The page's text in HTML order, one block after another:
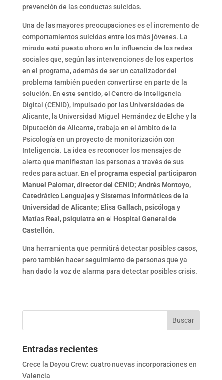
prevención de las conductas suicidas.
Una de las mayores preocupaciones es el incremento de
comportamientos suicidas entre los más jóvenes. La
mirada está puesta ahora en la influencia de las redes
sociales que, según las intervenciones de los expertos
en el programa, además de ser un catalizador del
problema también pueden convertirse en parte de la
solución. En este sentido, el Centro de Inteligencia
Digital (CENID), impulsado por las Universidades de
Alicante, la Universidad Miguel Hernández de Elche y la
Diputación de Alicante, trabaja en el ámbito de la
Psicología en un proyecto de monitorización con
Inteligencia. La idea es reconocer los mensajes de
alerta que manifiestan las personas a través de sus
redes para actuar. En el programa especial participaron
Manuel Palomar, director del CENID; Andrés Montoyo,
Catedrático Lenguajes y Sistemas Informáticos de la
Universidad de Alicante; Elisa Gallach, psicóloga y
Matías Real, psiquiatra en el Hospital General de
Castellón.
Una herramienta que permitirá detectar posibles casos,
pero también hacer seguimiento de personas que ya
han dado la voz de alarma para detectar posibles crisis.
Entradas recientes
Crece la Doyou Crew: cuatro nuevas incorporaciones en
Valencia